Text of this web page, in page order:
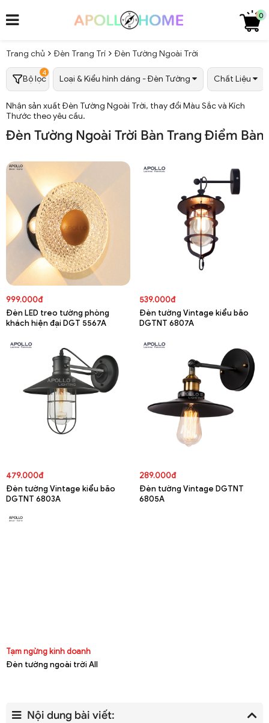
0
Trang chủ Đèn Trang Trí Đèn Tường Ngoài Trời
Bộ lọc
4
Loại & Kiểu hình dáng - Đèn Tường Chất Liệu
Nhận sản xuất Đèn Tường Ngoài Trời, thay đổi Màu Sắc và Kích
Thước theo yêu cầu.
Đèn Tường Ngoài Trời Bàn Trang Điểm
999.000đ
Đèn LED treo tường phòng
khách hiện đại DGT 5567A
539.000đ
Đèn tường Vintage kiểu bão
DGTNT 6807A
479.000đ
Đèn tường Vintage kiểu bão
DGTNT 6803A
289.000đ
Đèn tường Vintage DGTNT
6805A
Tạm ngừng kinh doanh
Đèn tường ngoài trời All
Nội dung bài viết: